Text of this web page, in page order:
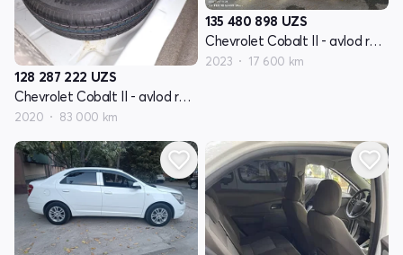
128 287 222 UZS
Chevrolet Cobalt II - avlod restyling
2020 83 000 km
135 480 898 UZS
Chevrolet Cobalt II - avlod restyling
2023 17 600 km